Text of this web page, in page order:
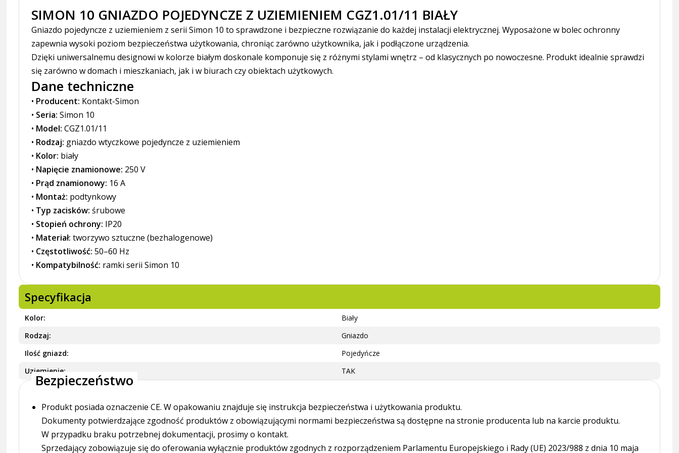
SIMON 10 GNIAZDO POJEDYNCZE Z UZIEMIENIEM CGZ1.01/11 BIAŁY
Gniazdo pojedyncze z uziemieniem z serii Simon 10 to sprawdzone i bezpieczne rozwiązanie do każdej instalacji elektrycznej. Wyposażone w bolec ochronny
zapewnia wysoki poziom bezpieczeństwa użytkowania, chroniąc zarówno użytkownika, jak i podłączone urządzenia.
Dzięki uniwersalnemu designowi w kolorze białym doskonale komponuje się z różnymi stylami wnętrz – od klasycznych po nowoczesne. Produkt idealnie sprawdzi
się zarówno w domach i mieszkaniach, jak i w biurach czy obiektach użytkowych.
Dane techniczne
• Producent: Kontakt-Simon
• Seria: Simon 10
• Model: CGZ1.01/11
• Rodzaj: gniazdo wtyczkowe pojedyncze z uziemieniem
• Kolor: biały
• Napięcie znamionowe: 250 V
• Prąd znamionowy: 16 A
• Montaż: podtynkowy
• Typ zacisków: śrubowe
• Stopień ochrony: IP20
• Materiał: tworzywo sztuczne (bezhalogenowe)
• Częstotliwość: 50–60 Hz
• Kompatybilność: ramki serii Simon 10
Specyfikacja
Kolor
Biały
Rodzaj
Gniazdo
Ilość gniazd
Pojedyńcze
Uziemienie
TAK
Bezpieczeństwo
Produkt posiada oznaczenie CE. W opakowaniu znajduje się instrukcja bezpieczeństwa i użytkowania produktu.
Dokumenty potwierdzające zgodność produktów z obowiązującymi normami bezpieczeństwa są dostępne na stronie producenta lub na karcie produktu.
W przypadku braku potrzebnej dokumentacji, prosimy o kontakt.
Sprzedający zobowiązuje się do oferowania wyłącznie produktów zgodnych z rozporządzeniem Parlamentu Europejskiego i Rady (UE) 2023/988 z dnia 10 maja